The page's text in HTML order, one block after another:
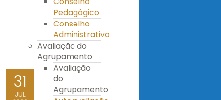
Pedagógico
Conselho
Administrativo
Avaliação do
Agrupamento
Avaliação
do
Agrupamento
31
JUL